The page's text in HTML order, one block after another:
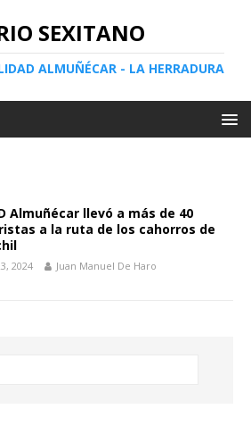
SEXITANO
ALMUÑÉCAR - LA HERRADURA
Almuñécar llevó a más de 40
a la ruta de los cahorros de
2024 Juan Manuel De Haro